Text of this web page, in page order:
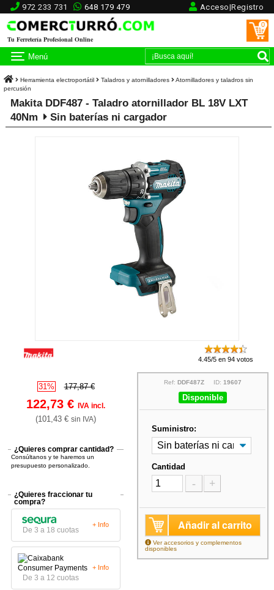
972 233 731 648 179 479 Acceso|Registro
Tu Ferretería Profesional Online
0
Menú
Herramienta electroportátil Taladros y atornilladores
Atornilladores y taladros sin
percusión
Makita DDF487 - Taladro atornillador BL 18V LXT
40Nm
Sin baterías ni cargador
4.45/5 en 94 votos
31% 177,87 €
122,73 €IVA incl.
(101,43 €sin IVA)
¿Quieres comprar cantidad?
Consúltanos y te haremos un
presupuesto personalizado.
¿Quieres fraccionar tu
compra?
De 3 a 18 cuotas
+ Info
De 3 a 12 cuotas
+ Info
Ref: DDF487ZID: 19607
Disponible
Suministro:
Cantidad
- +
Añadir al carrito
Ver accesorios y complementos
disponibles